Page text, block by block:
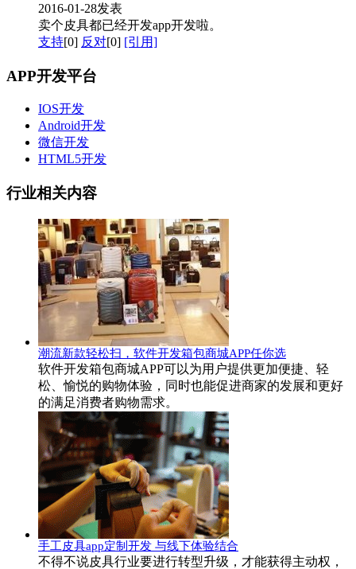
2016-01-28发表
卖个皮具都已经开发app开发啦。
支持[0] 反对[0] [引用]
APP开发平台
IOS开发
Android开发
微信开发
HTML5开发
行业相关内容
潮流新款轻松扫，软件开发箱包商城APP任你选
软件开发箱包商城APP可以为用户提供更加便捷、轻
松、愉悦的购物体验，同时也能促进商家的发展和更好
的满足消费者购物需求。
手工皮具app定制开发 与线下体验结合
不得不说皮具行业要进行转型升级，才能获得主动权，